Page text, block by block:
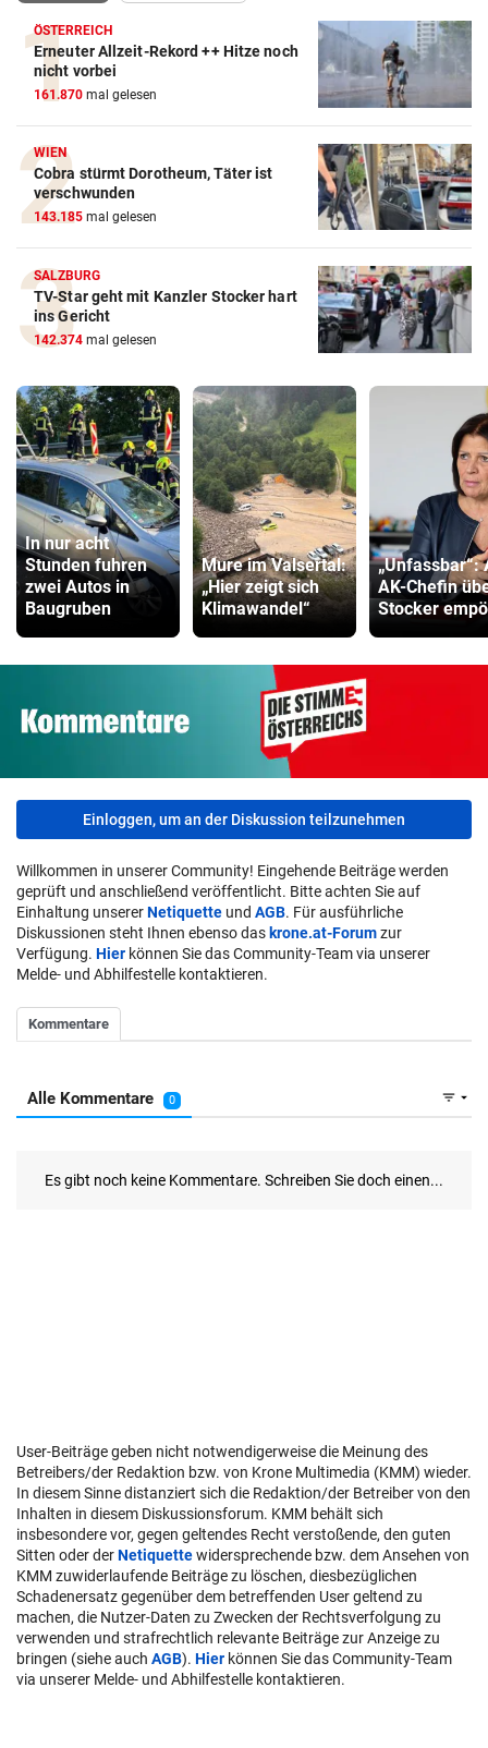
ÖSTERREICH
Erneuter Allzeit-Rekord ++ Hitze noch
nicht vorbei
161.870 mal gelesen
WIEN
Cobra stürmt Dorotheum, Täter ist
verschwunden
143.185 mal gelesen
SALZBURG
TV-Star geht mit Kanzler Stocker hart
ins Gericht
142.374 mal gelesen
In nur acht
Stunden fuhren
zwei Autos in
Baugruben
Mure im Valsertal:
„Hier zeigt sich
Klimawandel“
„Unfassbar“:
AK-Chefin
Stocker
Einloggen, um an der Diskussion teilzunehmen
Willkommen in unserer Community! Eingehende Beiträge werden
geprüft und anschließend veröffentlicht. Bitte achten Sie auf
Einhaltung unsererNetiquette und AGB. Für ausführliche
Diskussionen steht Ihnen ebenso das krone.at-Forumzur
Verfügung. Hier können Sie das Community-Team via unserer
Melde- und Abhilfestelle kontaktieren.
User-Beiträge geben nicht notwendigerweise die Meinung des
Betreibers/der Redaktion bzw. von Krone Multimedia (KMM) wieder.
In diesem Sinne distanziert sich die Redaktion/der Betreiber von den
Inhalten in diesem Diskussionsforum. KMM behält sich
insbesondere vor, gegen geltendes Recht verstoßende, den guten
Sitten oder derNetiquettewidersprechende bzw. dem Ansehen von
KMM zuwiderlaufende Beiträge zu löschen, diesbezüglichen
Schadenersatz gegenüber dem betreffenden User geltend zu
machen, die Nutzer-Daten zu Zwecken der Rechtsverfolgung zu
verwenden und strafrechtlich relevante Beiträge zur Anzeige zu
bringen (siehe auch AGB). Hier können Sie das Community-Team
via unserer Melde- und Abhilfestelle kontaktieren.